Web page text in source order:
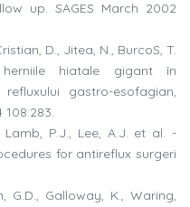
up. SAGES March 2002
D., Jitea, N., BurcoS, T.
hiatale gigant în
gastro-esofagian,
Lamb, P.J., Lee, A.J. et al. -
for antireflux surgeri
G.D., Galloway, K., Waring,